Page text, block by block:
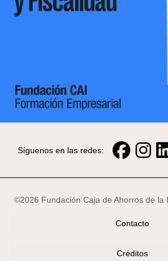
Síguenos en las redes:
©2026 Fundación Caja de Ahorros de la
Contacto
Créditos